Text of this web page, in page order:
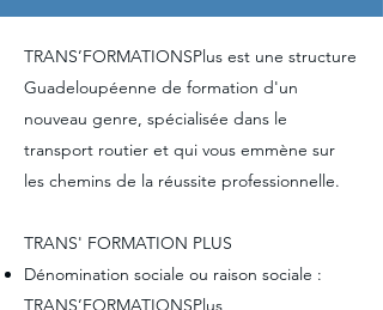
TRANS’FORMATIONSPlus est une structure
Guadeloupéenne de formation d'un
nouveau genre, spécialisée dans le
transport routier et qui vous emmène sur
les chemins de la réussite professionnelle.
TRANS' FORMATION PLUS
Dénomination sociale ou raison sociale :
TRANS’FORMATIONSPlus